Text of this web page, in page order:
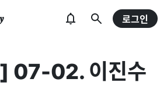
로그인
07-02. 이진수